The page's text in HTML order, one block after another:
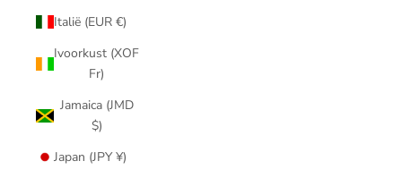
Italië (EUR €)
Ivoorkust (XOF
Fr)
Jamaica (JMD
$)
Japan (JPY ¥)